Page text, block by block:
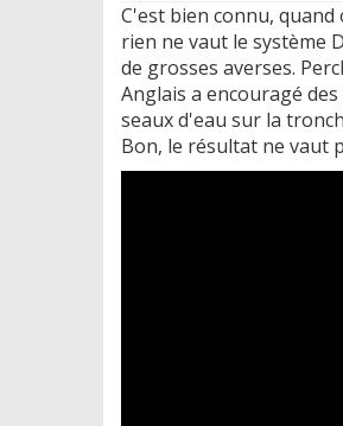
C'est bien connu,
rien ne vaut le système
de grosses averses.
Anglais a encouragé
seaux d'eau sur la
Bon, le résultat ne vaut